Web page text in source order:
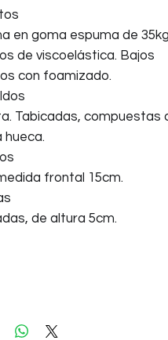
en goma espuma de
de viscoelástica. Bajos
con foamizado.
Tabicadas, compuestas
hueca.
frontal 15cm.
de altura 5cm.